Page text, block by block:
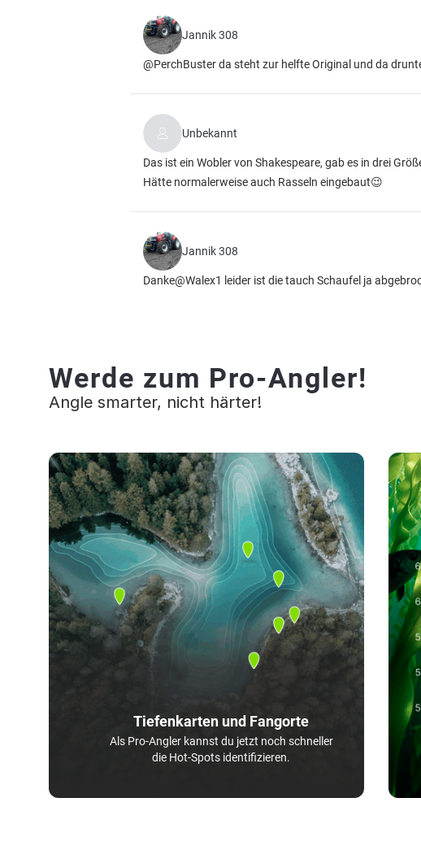
Jannik 308
@PerchBuster da steht zur helfte Original und da
Unbekannt
Das ist ein Wobler von Shakespeare, gab es in drei
Hätte normalerweise auch Rasseln eingebaut😉
Jannik 308
Danke@Walex1 leider ist die tauch Schaufel ja
Werde zum Pro-Angler!
Angle smarter, nicht härter!
Tiefenkarten und Fangorte
Als Pro-Angler kannst du jetzt noch schneller
die Hot-Spots identifizieren.